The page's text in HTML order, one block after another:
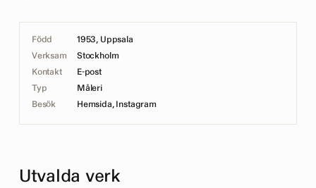
Född
1953, Uppsala
Verksam
Stockholm
Kontakt
E-post
Typ
Måleri
Besök
Hemsida, Instagram
Utvalda verk